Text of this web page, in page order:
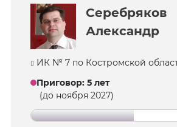
симптомы которого
месяцев. Письма продолжают
преимущественно в
как обычная корреспонденция
значительно реже. Верующего
на длительном свидании
Серебряков
Александр
ИК № 7 по Костромской
Приговор: 5 лет
(до ноября 2027)